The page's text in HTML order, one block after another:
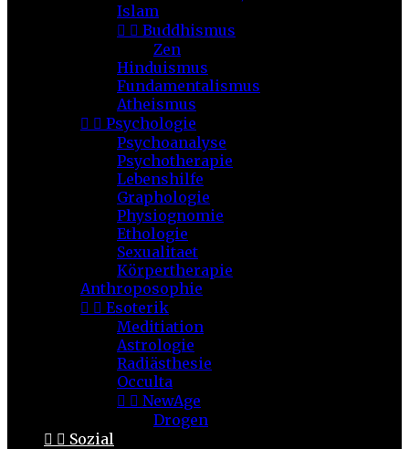
Islam
  Buddhismus
Zen
Hinduismus
Fundamentalismus
Atheismus
  Psychologie
Psychoanalyse
Psychotherapie
Lebenshilfe
Graphologie
Physiognomie
Ethologie
Sexualitaet
Körpertherapie
Anthroposophie
  Esoterik
Meditiation
Astrologie
Radiästhesie
Occulta
  NewAge
Drogen
  Sozial